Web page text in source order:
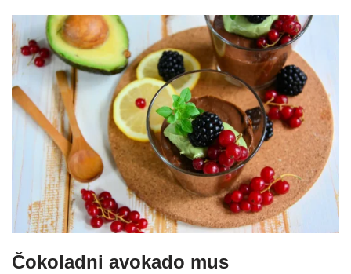
Čokoladni avokado mus